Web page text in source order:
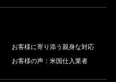
お客様に寄り添う親身な対応
お客様の声：米国仕入業者